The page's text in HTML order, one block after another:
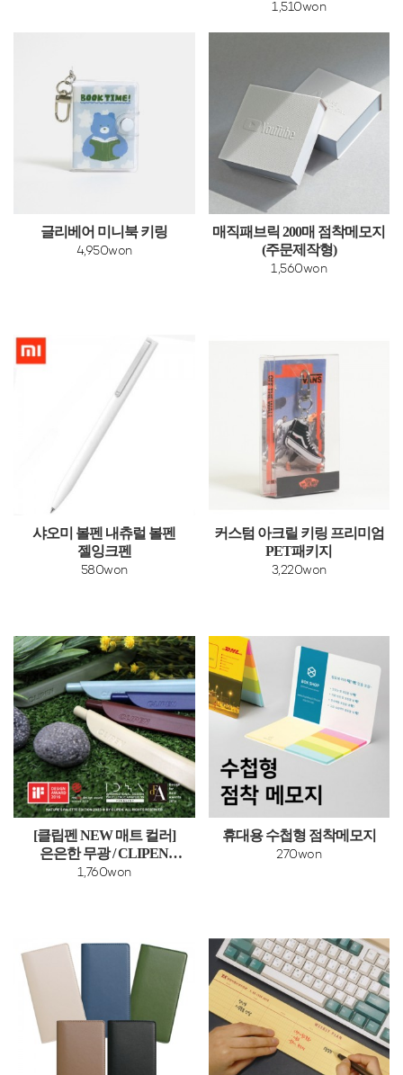
1,510won
글리베어 미니북 키링
4,950won
매직패브릭 200매 점착메모지
(주문제작형)
1,560won
샤오미 볼펜 내츄럴 볼펜
젤잉크펜
580won
커스텀 아크릴 키링 프리미엄
PET패키지
3,220won
[클립펜 NEW 매트 컬러]
은은한 무광 / CLIPEN
NATURES PALETTE (젤펜
1,760won
휴대용 수첩형 점착메모지
270won